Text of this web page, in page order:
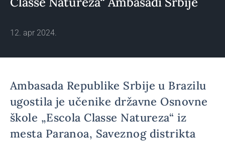
12. apr 2024.
Ambasada Republike Srbije u Brazilu
ugostila je učenike državne Osnovne
škole „Escola Classe Natureza“ iz
mesta Paranoa, Saveznog distrikta